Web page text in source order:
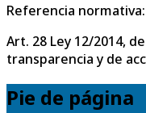
Referencia normativa:
Art. 28 Ley 12/2014,
transparencia y de
Pie de página